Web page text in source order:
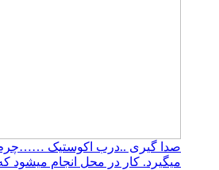
صدا گیری ..درب اکوستیک ……چرم
میگیرد. کار در محل انجام میشود که درب با چارچوب